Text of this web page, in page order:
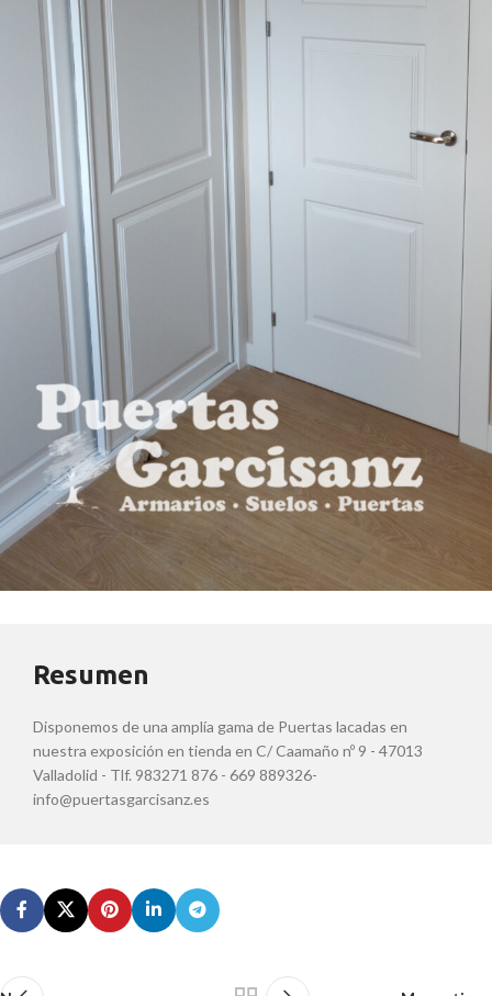
Resumen
Disponemos de una amplía gama de Puertas lacadas en
nuestra exposición en tienda en C/ Caamaño nº 9 - 47013
Valladolid - Tlf. 983271 876 - 669 889326-
info@puertasgarcisanz.es